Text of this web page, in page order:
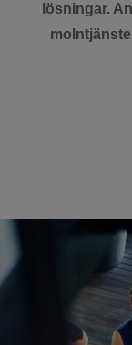
lösningar.